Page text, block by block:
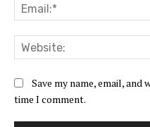
Save my name, email,
time I comment.